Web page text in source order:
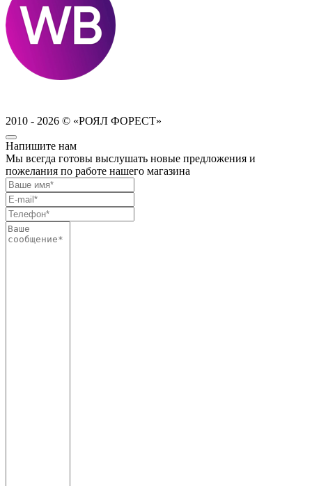
2010 - 2026 © «РОЯЛ ФОРЕСТ»
Напишите нам
Мы всегда готовы выслушать новые предложения и
пожелания по работе нашего магазина